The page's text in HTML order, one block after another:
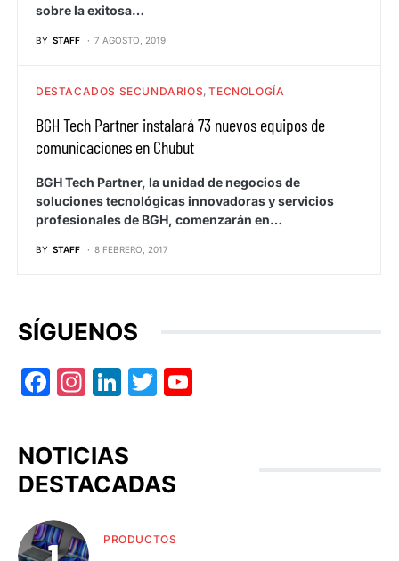
sobre la exitosa…
BY STAFF 7 AGOSTO, 2019
DESTACADOS SECUNDARIOS TECNOLOGÍA
BGH Tech Partner instalará 73 nuevos equipos de
comunicaciones en Chubut
BGH Tech Partner, la unidad de negocios de
soluciones tecnológicas innovadoras y servicios
profesionales de BGH, comenzarán en…
BY STAFF 8 FEBRERO, 2017
SÍGUENOS
Facebook
Instagram
LinkedIn
Twitter
NOTICIAS
DESTACADAS
PRODUCTOS